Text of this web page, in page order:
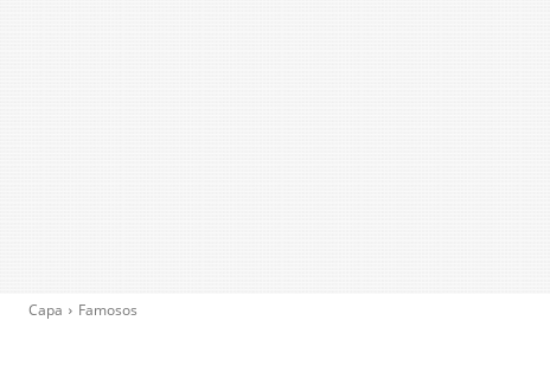
Capa Famosos